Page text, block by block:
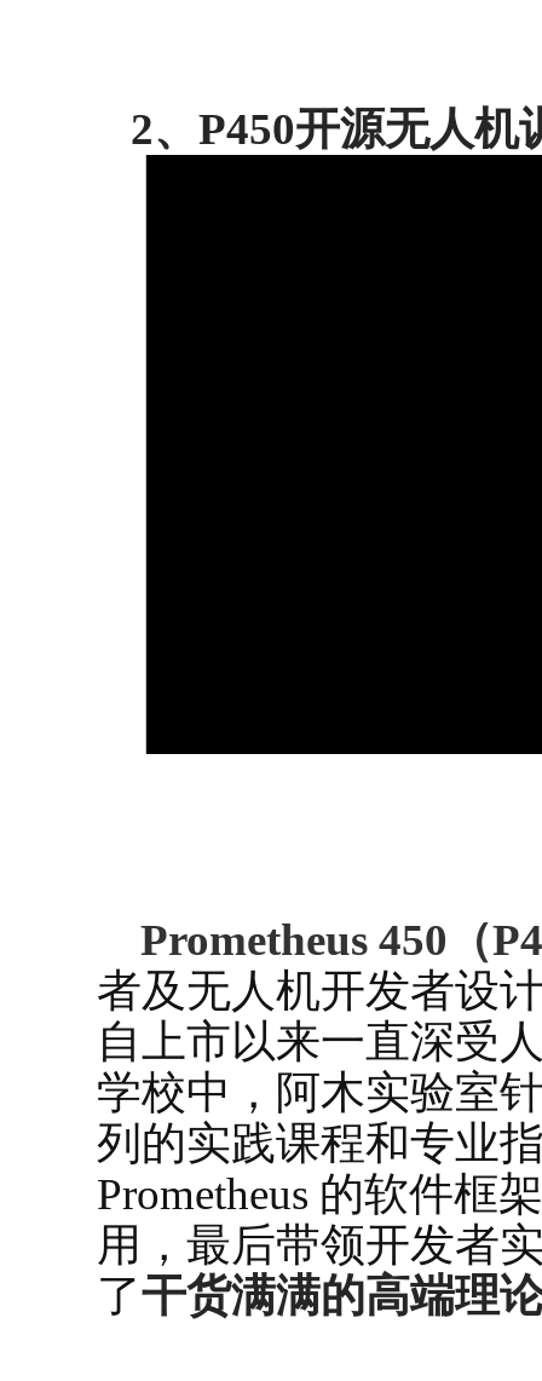
2、P450开源无人机
Prometheus 450（
者及无人机开发者设
自上市以来一直深受
学校中，阿木实验室
列的实践课程和专业
Prometheus 的软件框
用，最后带领开发者
了干货满满的高端理